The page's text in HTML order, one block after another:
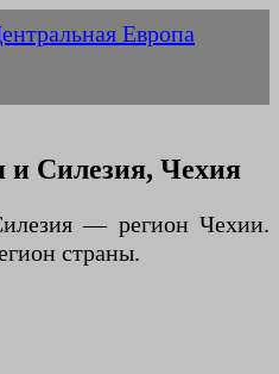
Европа
и Силезия, Чехия
— регион Чехии.
страны.